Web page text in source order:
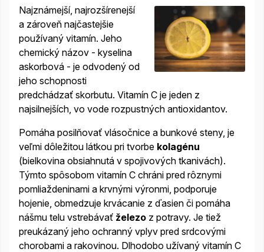
Najznámejší, najrozšírenejší
a zároveň najčastejšie
používaný vitamín. Jeho
chemický názov - kyselina
askorbová - je odvodený od
jeho schopnosti
predchádzať skorbutu. Vitamín C je jeden z
najsilnejších, vo vode rozpustných antioxidantov.
Pomáha posilňovať vlásočnice a bunkové steny, je
veľmi dôležitou látkou pri tvorbe kolagénu
(bielkovina obsiahnutá v spojivových tkanivách).
Týmto spôsobom vitamín C chráni pred rôznymi
pomliaždeninami a krvnými výronmi, podporuje
hojenie, obmedzuje krvácanie z ďasien či pomáha
nášmu telu vstrebávať železo z potravy. Je tiež
preukázaný jeho ochranný vplyv pred srdcovými
chorobami a rakovinou. Dlhodobo užívaný vitamín C